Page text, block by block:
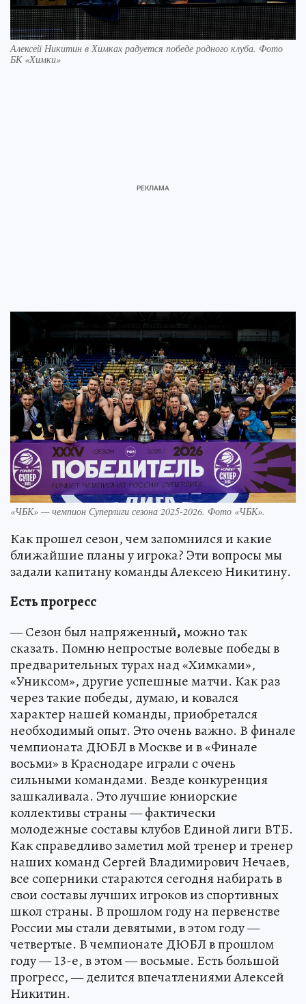
Алексей Никитин в Химках радуется победе родного клуба. Фото
БК «Химки»
«ЧБК» — чемпион Суперлиги сезона 2025-2026. Фото «ЧБК».
Как прошел сезон, чем запомнился и какие
ближайшие планы у игрока? Эти вопросы мы
задали капитану команды Алексею Никитину.
Есть прогресс
— Сезон был напряженный,можно так
сказать. Помню непростые волевые победы в
предварительных турах над «Химками»,
«Униксом», другие успешные матчи. Как раз
через такие победы, думаю, и ковался
характер нашей команды, приобретался
необходимый опыт. Это очень важно. В финале
чемпионата ДЮБЛ в Москве и в «Финале
восьми» в Краснодаре играли с очень
сильными командами. Везде конкуренция
зашкаливала. Это лучшие юниорские
коллективы страны — фактически
молодежные составы клубов Единой лиги ВТБ.
Как справедливо заметил мой тренер и тренер
наших команд Сергей Владимирович Нечаев,
все соперники стараются сегодня набирать в
свои составы лучших игроков из спортивных
школ страны. В прошлом году на первенстве
России мы стали девятыми, в этом году —
четвертые. В чемпионате ДЮБЛ в прошлом
году — 13-е, в этом — восьмые. Есть большой
прогресс, — делится впечатлениями Алексей
Никитин.